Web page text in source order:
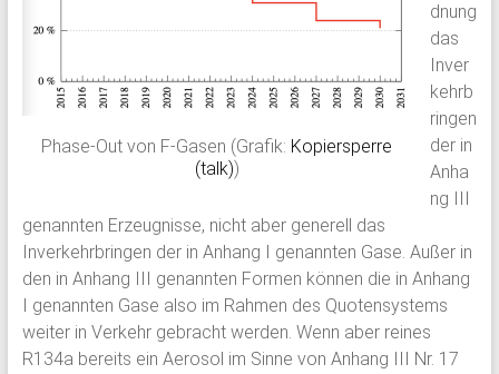
Phase-Out von F-Gasen (Grafik: Kopiersperre
(talk))
dnung
das
Inver
kehrb
ringen
der in
Anha
ng III
genannten Erzeugnisse, nicht aber generell das
Inverkehrbringen der in Anhang I genannten Gase. Außer in
den in Anhang III genannten Formen können die in Anhang
I genannten Gase also im Rahmen des Quotensystems
weiter in Verkehr gebracht werden. Wenn aber reines
R134a bereits ein Aerosol im Sinne von Anhang III Nr. 17